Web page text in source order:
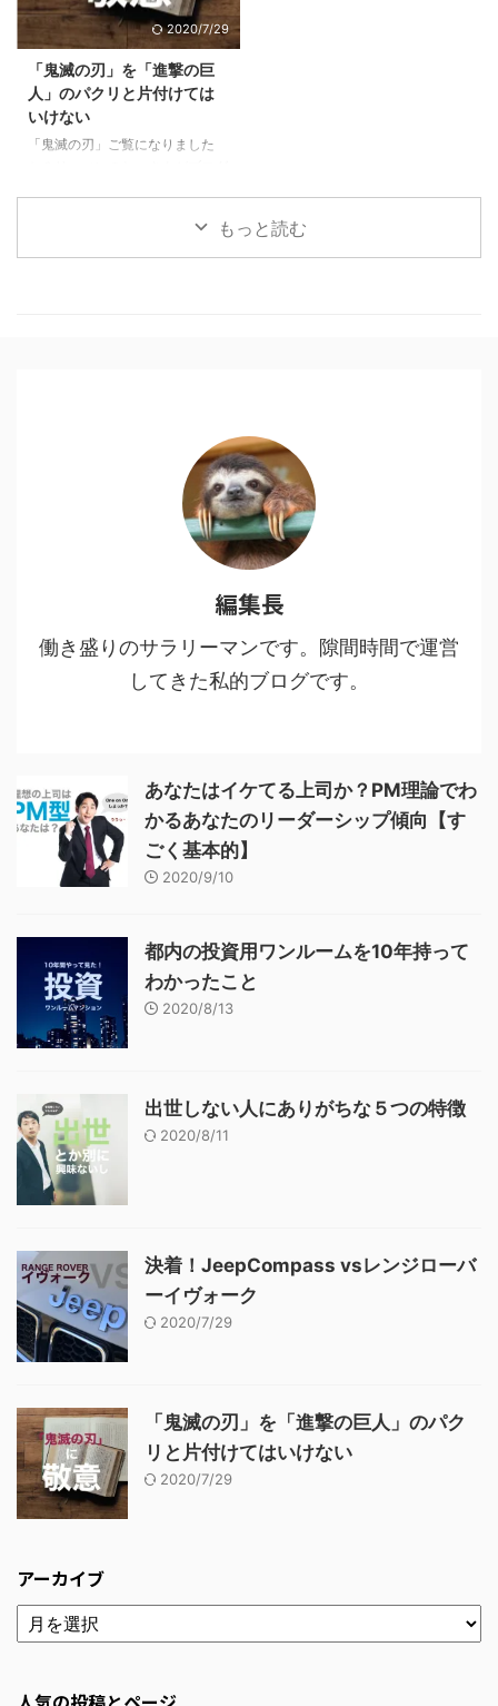
研修を受けていない＝あなたの期
待値が下がっている1.2 仕事の内
ずっとそれをやっていてくれ1.3
気にかけてくれる上役、上司がい
ない＝上がるエンジンがない2 そ
んな自分がこんな傾向に陥ってい
2020/7/29
「鬼滅の刃」を「進撃の巨
人」のパクリと片付けては
いけない
「鬼滅の刃」ご覧になりました
はそんなことない、作者にとても
敬意を表したく。稚拙ながら僕な
鬼である人間を切りながらも尊重
し、その先をあり方を強烈に訴え
もっと読む
編集長
働き盛りのサラリーマンです。隙間時間で運営
してきた私的ブログです。
あなたはイケてる上司か？PM理論でわ
かるあなたのリーダーシップ傾向【す
ごく基本的】
2020/9/10
都内の投資用ワンルームを10年持って
わかったこと
2020/8/13
出世しない人にありがちな５つの特徴
2020/8/11
決着！JeepCompass vsレンジローバ
ーイヴォーク
2020/7/29
「鬼滅の刃」を「進撃の巨人」のパク
リと片付けてはいけない
2020/7/29
アーカイブ